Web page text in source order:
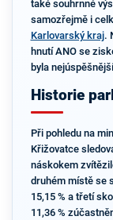
také souhrnné
samozřejmě i
Karlovarský kraj.
hnutí ANO se
byla
Historie
Při pohledu na
Křižovatce
náskokem
druhém místě se
15,15 % a třetí
11,36 %